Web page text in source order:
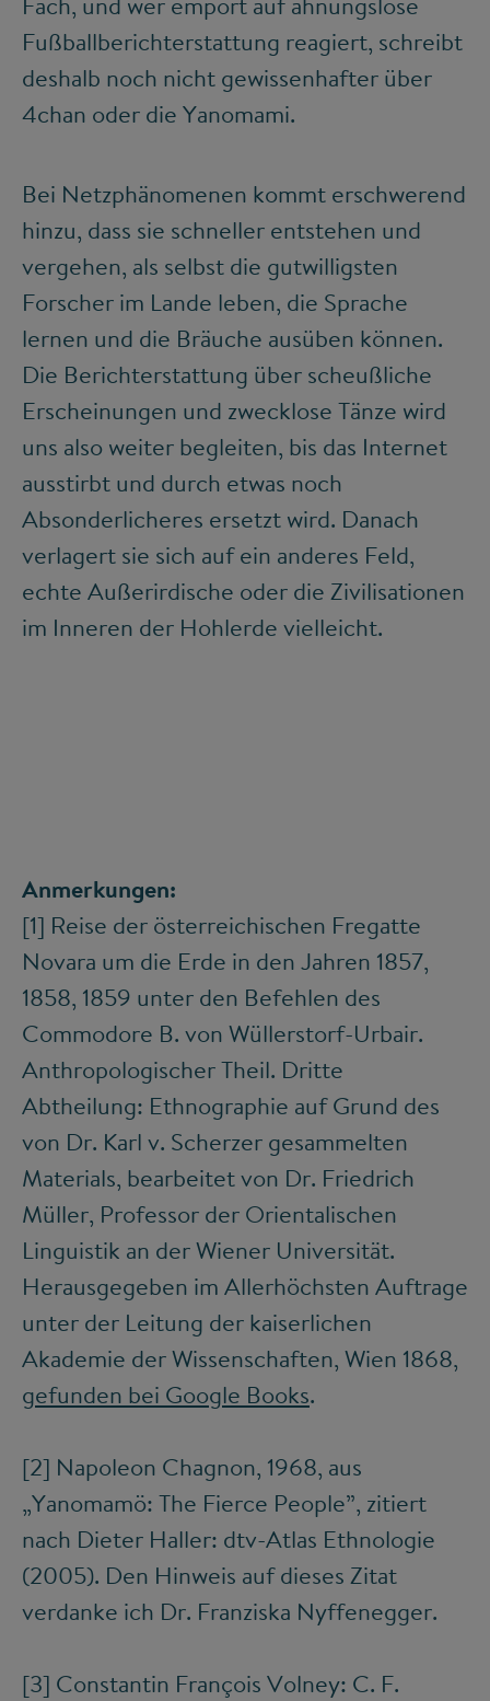
Fußballberichterstattung reagiert, schreibt
deshalb noch nicht gewissenhafter über
4chan oder die Yanomami.
Bei Netzphänomenen kommt erschwerend
hinzu, dass sie schneller entstehen und
vergehen, als selbst die gutwilligsten
Forscher im Lande leben, die Sprache
lernen und die Bräuche ausüben können.
Die Berichterstattung über scheußliche
Erscheinungen und zwecklose Tänze wird
uns also weiter begleiten, bis das Internet
ausstirbt und durch etwas noch
Absonderlicheres ersetzt wird. Danach
verlagert sie sich auf ein anderes Feld,
echte Außerirdische oder die Zivilisationen
im Inneren der Hohlerde vielleicht.
Anmerkungen:
[1] Reise der österreichischen Fregatte
Novara um die Erde in den Jahren 1857,
1858, 1859 unter den Befehlen des
Commodore B. von Wüllerstorf-Urbair.
Anthropologischer Theil. Dritte
Abtheilung: Ethnographie auf Grund des
von Dr. Karl v. Scherzer gesammelten
Materials, bearbeitet von Dr. Friedrich
Müller, Professor der Orientalischen
Linguistik an der Wiener Universität.
Herausgegeben im Allerhöchsten Auftrage
unter der Leitung der kaiserlichen
Akademie der Wissenschaften, Wien 1868,
gefunden bei Google Books.
[2] Napoleon Chagnon, 1968, aus
„Yanomamö: The Fierce People”, zitiert
nach Dieter Haller: dtv-Atlas Ethnologie
(2005). Den Hinweis auf dieses Zitat
verdanke ich Dr. Franziska Nyffenegger.
[3] Constantin François Volney: C. F.